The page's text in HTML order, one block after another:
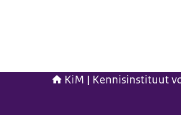
KiM | Kennisinstituut